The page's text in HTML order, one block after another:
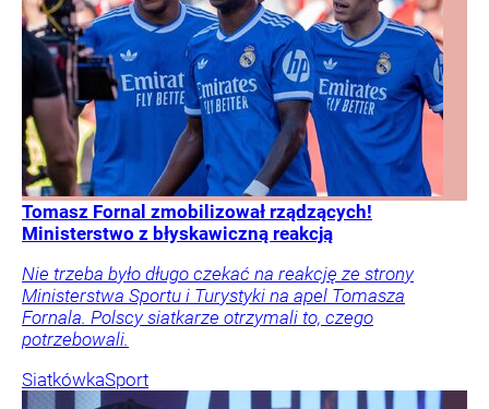
Tomasz Fornal zmobilizował rządzących!
Ministerstwo z błyskawiczną reakcją
Nie trzeba było długo czekać na reakcję ze strony
Ministerstwa Sportu i Turystyki na apel Tomasza
Fornala. Polscy siatkarze otrzymali to, czego
potrzebowali.
SiatkówkaSport